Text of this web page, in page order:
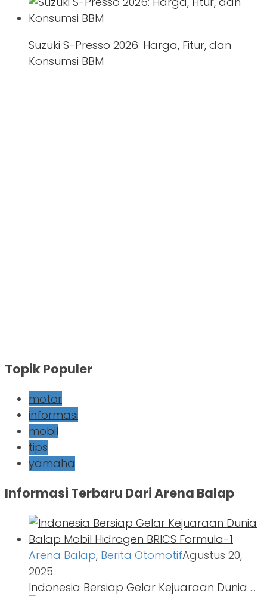
Suzuki S-Presso 2026: Harga, Fitur, dan
Konsumsi BBM
Topik Populer
motor
informasi
mobil
tips
yamaha
Informasi Terbaru Dari Arena Balap
Arena Balap, Berita OtomotifAgustus 20,
2025
Indonesia Bersiap Gelar Kejuaraan Dunia …